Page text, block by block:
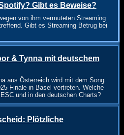
Gibt es Beweise?
von ihm vermuteten Streaming
Gibt es Streaming Betrug bei
& Tynna mit deutschem
aus Österreich wird mit dem Song
Finale in Basel vertreten. Welche
und in den deutschen Charts?
Plötzliche